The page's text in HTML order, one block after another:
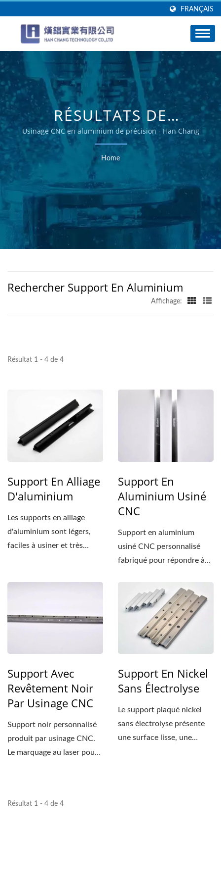
FRANÇAIS
RÉSULTATS DE
RECHERCHE : SUPPORT
EN ALUMINIUM |
SOLUTIONS EXPERTES
POUR DES PIÈCES EN
ALUMINIUM
COMPLEXES - HAN
CHANG
Usinage CNC en aluminium de précision - Han Chang
Home
Rechercher Support En Aluminium
Affichage:
Résultat 1 - 4 de 4
Support En Alliage
D'aluminium
Les supports en alliage
d'aluminium sont légers,
faciles à usiner et très
Support En
Aluminium Usiné
CNC
Support en aluminium
usiné CNC personnalisé
fabriqué pour répondre à
conception...
Support Avec
Revêtement Noir
Par Usinage CNC
Support noir personnalisé
produit par usinage CNC.
Le marquage au laser pour
Support En Nickel
Sans Électrolyse
Le support plaqué nickel
sans électrolyse présente
une surface lisse, une
Résultat 1 - 4 de 4